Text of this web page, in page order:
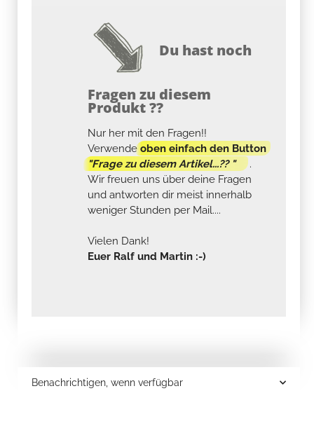
Du hast noch
Fragen zu diesem
Produkt ??
Nur her mit den Fragen!!
Verwendeoben einfach den Button
"Frage zu diesem Artikel...?? "
.
Wir freuen uns über deine Fragen
und antworten dir meist innerhalb
weniger Stunden per Mail....
Vielen Dank!
Euer Ralf und Martin :-)
Benachrichtigen, wenn verfügbar